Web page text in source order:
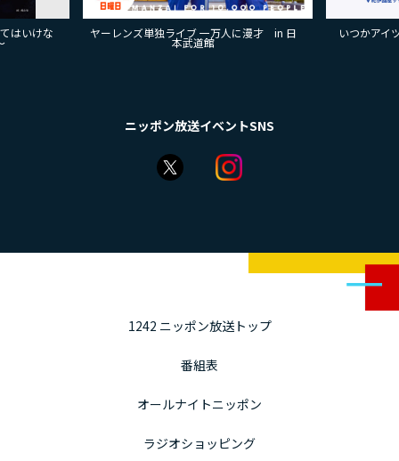
はいけな ヤーレンズ単独ライブ 一万人に漫才 in 日
本武道館
いつかアイ
ニッポン放送イベントSNS
1242 ニッポン放送トップ
番組表
オールナイトニッポン
ラジオショッピング